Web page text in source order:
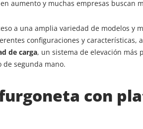
aumento y muchas empresas buscan
a una amplia variedad de modelos y
configuraciones y características,
de carga, un sistema de elevación más
segunda mano.
con